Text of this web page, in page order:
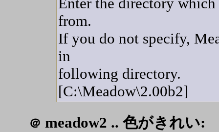
from.
If you do not specify,
in
following directory.
[C:\Meadow\2.00b2]
＠ meadow2 .. 色がきれい: